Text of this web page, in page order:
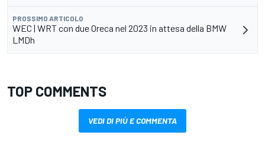
PROSSIMO ARTICOLO
WEC | WRT con due Oreca nel 2023 in attesa della BMW
LMDh
TOP COMMENTS
VEDI DI PIÙ E COMMENTA